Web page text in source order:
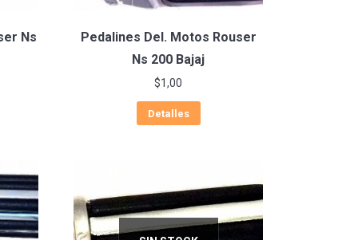
Ns
Pedalines Del. Motos Rouser
Ns 200 Bajaj
$1,00
Detalles